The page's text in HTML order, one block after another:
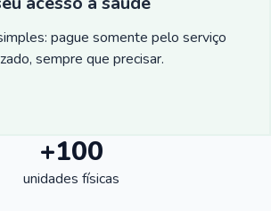
pague somente pelo serviço
sempre que precisar.
+100
unidades físicas